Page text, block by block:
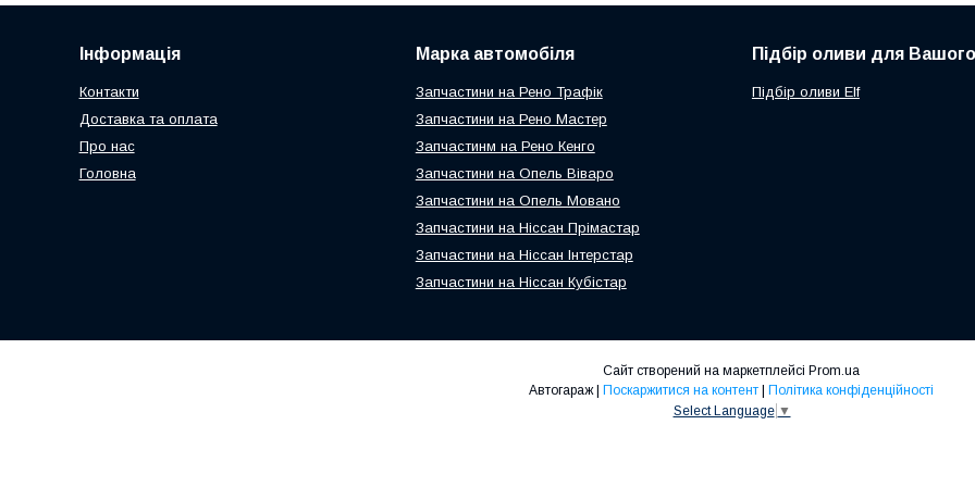
Інформація
Контакти
Доставка та оплата
Про нас
Головна
Марка автомобіля
Запчастини на Рено Трафік
Запчастини на Рено Мастер
Запчастинм на Рено Кенго
Запчастини на Опель Віваро
Запчастини на Опель Мовано
Запчастини на Ніссан Прімастар
Запчастини на Ніссан Інтерстар
Запчастини на Ніссан Кубістар
Підбір оливи для
Підбір оливи Elf
Сайт створений на маркетплейсі Prom.ua
Автогараж | Поскаржитися на контент | Політика конфіденційності
Select Language ▼